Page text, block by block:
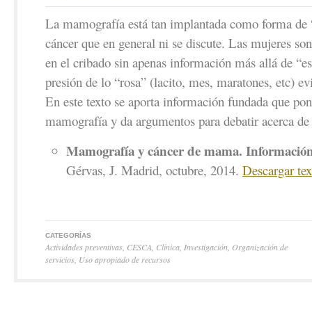
La mamografía está tan implantada como forma de
cáncer que en general ni se discute. Las mujeres
en el cribado sin apenas información más allá de
presión de lo “rosa” (lacito, mes, maratones, etc)
En este texto se aporta información fundada que
mamografía y da argumentos para debatir acerca
Mamografía y cáncer de mama.
Gérvas, J. Madrid, octubre, 2014. Descargar
CATEGORÍAS
Actividades preventivas CESCA Clínica Investigación Organización de
servicios Uso apropiado de recursos